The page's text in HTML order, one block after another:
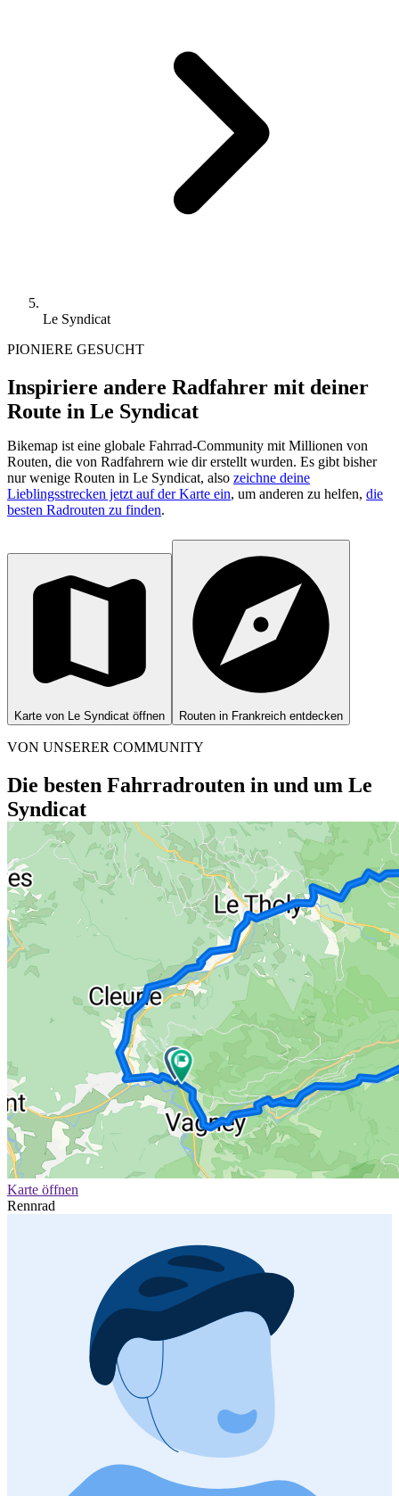
Le Syndicat
PIONIERE GESUCHT
Inspiriere andere Radfahrer mit deiner
Route in Le Syndicat
Bikemap ist eine globale Fahrrad-Community mit Millionen von
Routen, die von Radfahrern wie dir erstellt wurden. Es gibt bisher
nur wenige Routen in Le Syndicat, also zeichne deine
Lieblingsstrecken jetzt auf der Karte ein, um anderen zu helfen, die
besten Radrouten zu finden.
Karte von Le Syndicat öffnen Routen in Frankreich entdecken
VON UNSERER COMMUNITY
Die besten Fahrradrouten in und um Le
Syndicat
Karte öffnen
Rennrad